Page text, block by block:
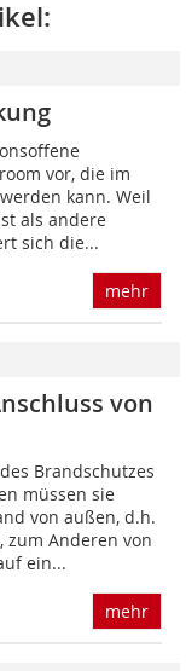
vor, die im
kann. Weil
als andere
sich die...
mehr
von
Brandschutzes
müssen sie
von außen, d.h.
zum Anderen von
ein...
mehr